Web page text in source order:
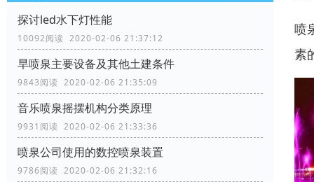
探讨led水下灯性能
10092阅读 2020-02-06 21:37:12
旱喷泉主要设备及其他土建条件
9843阅读 2020-02-06 21:35:09
音乐喷泉摇摆机构分类原理
9931阅读 2020-02-06 21:33:36
喷泉公司使用的数控喷泉装置
9786阅读 2020-02-06 21:32:16
喷
素